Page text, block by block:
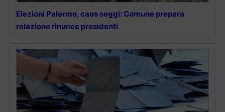
Elezioni Palermo, caos seggi: Comune prepara
relazione rinunce presidenti